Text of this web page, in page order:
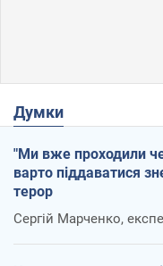
Думки
"Ми вже проходили
варто піддаватися
терор
Сергій Марченко,